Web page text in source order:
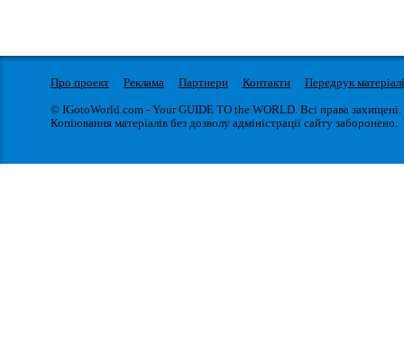
Про проект Реклама Партнери Контакти
Передрук
© IGotoWorld.com - Your GUIDE TO the WORLD. Всі права захищені.
Копіювання матеріалів без дозволу адміністрації сайту заборонено.